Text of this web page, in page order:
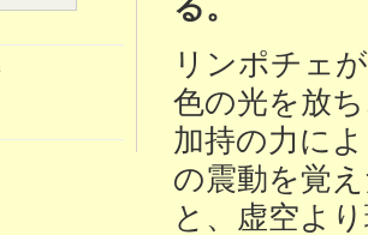
リンポチェ
色の光を放
加持の力に
の震動を覚
と、虚空よ